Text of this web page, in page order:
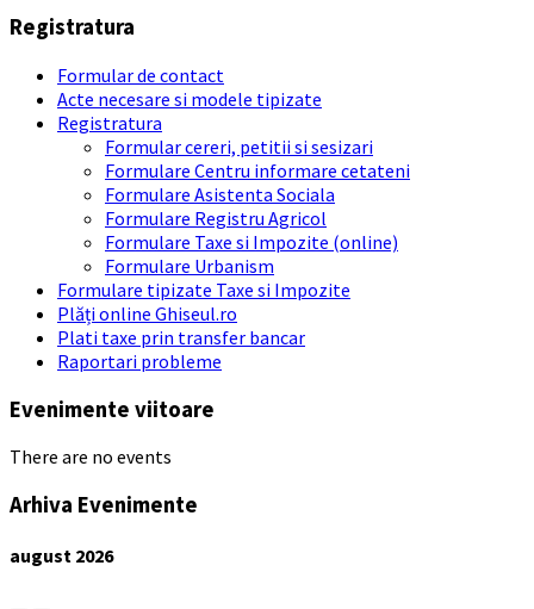
Registratura
Formular de contact
Acte necesare si modele tipizate
Registratura
Formular cereri, petitii si sesizari
Formulare Centru informare cetateni
Formulare Asistenta Sociala
Formulare Registru Agricol
Formulare Taxe si Impozite (online)
Formulare Urbanism
Formulare tipizate Taxe si Impozite
Plăți online Ghiseul.ro
Plati taxe prin transfer bancar
Raportari probleme
Evenimente viitoare
There are no events
Arhiva Evenimente
august 2026